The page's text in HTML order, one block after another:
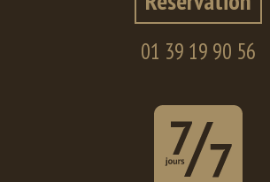
01 39 19 90 56